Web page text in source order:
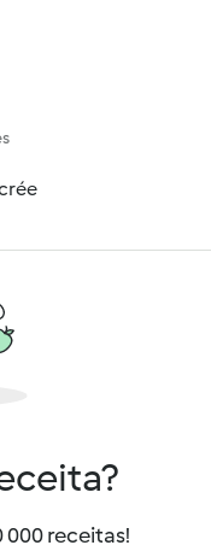
000 receitas!